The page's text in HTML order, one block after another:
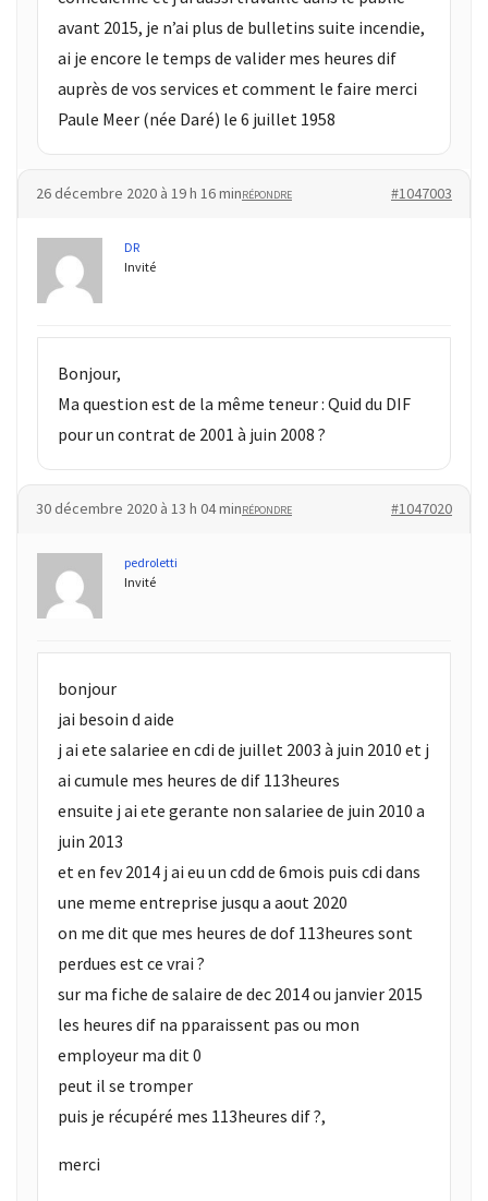
avant 2015, je n’ai plus de bulletins suite incendie,
ai je encore le temps de valider mes heures dif
auprès de vos services et comment le faire merci
Paule Meer (née Daré) le 6 juillet 1958
26 décembre 2020 à 19 h 16 min #1047003
RÉPONDRE
DR
Invité
Bonjour,
Ma question est de la même teneur : Quid du DIF
pour un contrat de 2001 à juin 2008 ?
30 décembre 2020 à 13 h 04 min #1047020
RÉPONDRE
pedroletti
Invité
bonjour
jai besoin d aide
j ai ete salariee en cdi de juillet 2003 à juin 2010 et j
ai cumule mes heures de dif 113heures
ensuite j ai ete gerante non salariee de juin 2010 a
juin 2013
et en fev 2014 j ai eu un cdd de 6mois puis cdi dans
une meme entreprise jusqu a aout 2020
on me dit que mes heures de dof 113heures sont
perdues est ce vrai ?
sur ma fiche de salaire de dec 2014 ou janvier 2015
les heures dif na pparaissent pas ou mon
employeur ma dit 0
peut il se tromper
puis je récupéré mes 113heures dif ?,
merci